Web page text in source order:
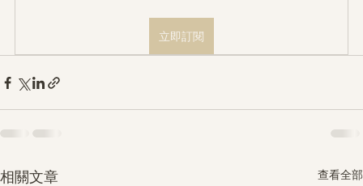
立即訂閱
相關文章 查看全部